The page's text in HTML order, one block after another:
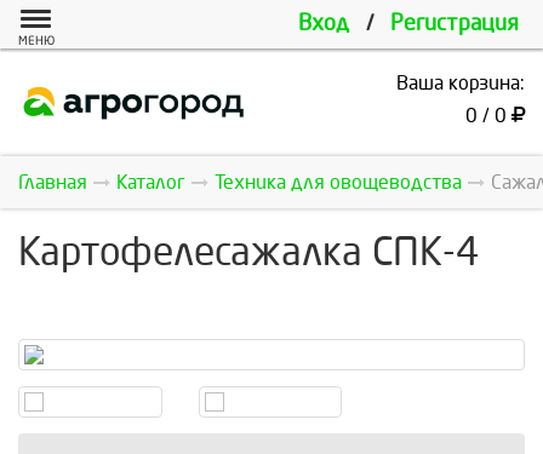
Вход / Регистрация
МЕНЮ
Ваша корзина:
0 / 0
Главная Каталог Техника для овощеводства
Картофелесажалка СПК-4